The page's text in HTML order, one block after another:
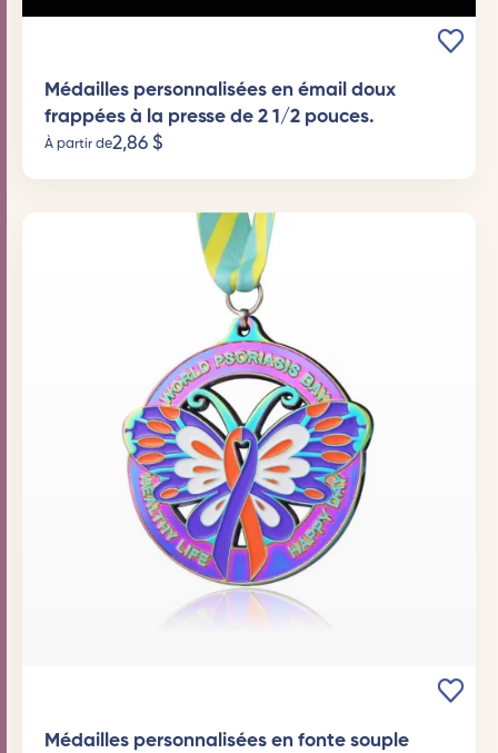
Médailles personnalisées en émail doux
frappées à la presse de 2 1/2 pouces.
À partir de2,86 $
Médailles personnalisées en fonte souple